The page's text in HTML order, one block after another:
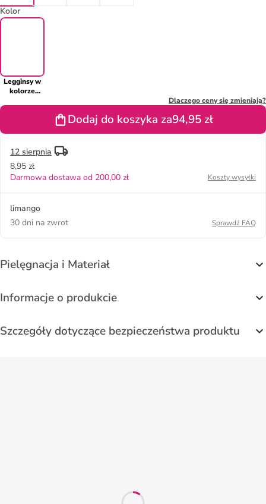
Kolor
Legginsy w
kolorze
Dlaczego ceny się zmieniają?
Dodaj do koszyka za94,95 zł
12 sierpnia
8,95 zł
Darmowa dostawa od 200,00 zł
Koszty wysyłki
limango
30 dni na zwrot
Sprawdź FAQ
Pielęgnacja i Materiał
Informacje o produkcie
Szczegóły dotyczące bezpieczeństwa produktu